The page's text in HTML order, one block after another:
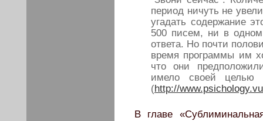
период ничуть не
угадать содержание
500 писем, ни в
ответа. Но почти
время программы им
что они
имело своей целью
(http://
В главе